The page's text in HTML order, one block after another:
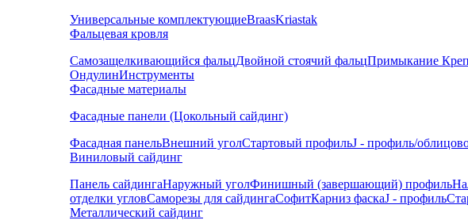
Универсальные комплектующиеBraasKriastak
Фальцевая кровля
Самозащелкивающийся фальцДвойной стоячий фальцПримыкание
ОндулинИнструменты
Фасадные материалы
Фасадные панели (Цокольный сайдинг)
Фасадная панельВнешний уголСтартовый профильJ - профиль/
Виниловый сайдинг
Панель сайдингаНаружный уголФинишный (завершающий) профиль
отделки угловСаморезы для сайдингаСофитКарниз фаскаJ - профиль
Металлический сайдинг